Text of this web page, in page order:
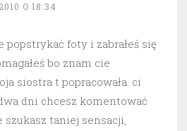
O 18:34
popstrykać foty i zabrałeś się
bo znam cie
siostra t popracowała. ci
dni chcesz komentować
szukasz taniej sensacji,